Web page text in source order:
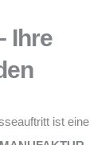
Ihre
ist eine